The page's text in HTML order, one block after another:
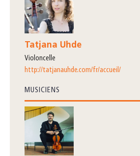
Tatjana Uhde
violoncelle
http://tatjanauhde.com/fr/accueil/
MUSICIENS